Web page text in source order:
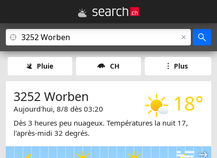
Pluie CH Plus
18°
3252 Worben
Aujourd'hui, 8/8 dès 03:20
Dès 3 heures peu nuageux. Températures la nuit 17,
l'après-midi 32 degrés.